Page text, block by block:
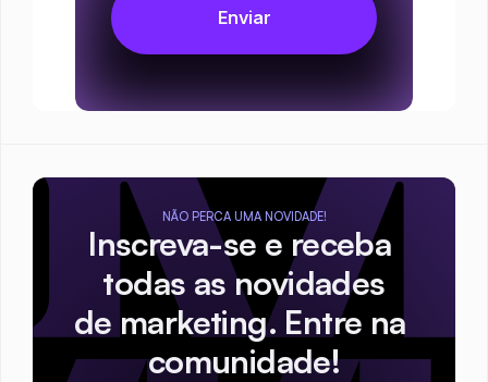
NÃO PERCA UMA NOVIDADE!
Inscreva-se e receba
todas as novidades
de marketing. Entre na
comunidade!